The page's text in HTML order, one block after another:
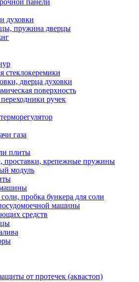
панели
духовки
пружина дверцы
стеклокеремики
дверца духовки
поверхность
ручек
газа
плиты
проставки, крепежные пружины
модуль
пробка бункера для соли
машины
средств
от протечек (аквастоп)